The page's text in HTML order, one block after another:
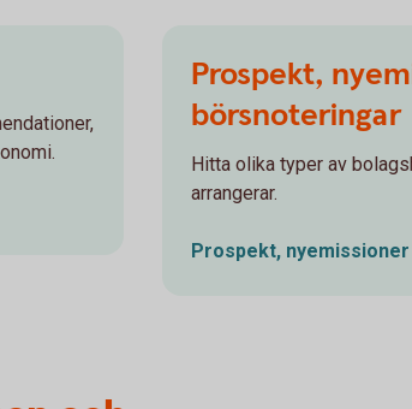
Prospekt,
börsnoteringar
Hitta olika typer av
arrangerar.
Prospekt,